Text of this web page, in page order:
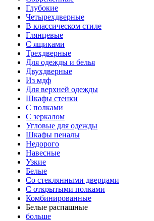
Глубокие
Четырехдверные
В классическом стиле
Глянцевые
С ящиками
Трехдверные
Для одежды и белья
Двухдверные
Из мдф
Для верхней одежды
Шкафы стенки
С полками
С зеркалом
Угловые для одежды
Шкафы пеналы
Недорого
Навесные
Узкие
Белые
Со стеклянными дверцами
С открытыми полками
Комбинированные
Белые распашные
больше